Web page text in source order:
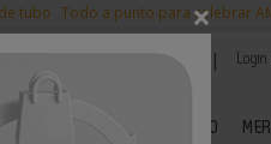
tubo Todo a punto para celebrar
Es noticia | CANAL EMPLEO |
SECTOR DEL METAL KIOSCO
×